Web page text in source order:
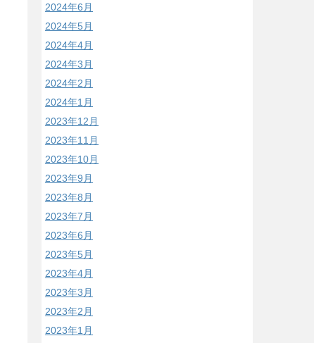
2024年6月
2024年5月
2024年4月
2024年3月
2024年2月
2024年1月
2023年12月
2023年11月
2023年10月
2023年9月
2023年8月
2023年7月
2023年6月
2023年5月
2023年4月
2023年3月
2023年2月
2023年1月